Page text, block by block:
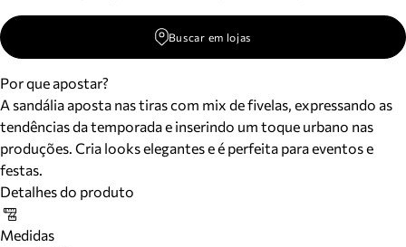
Buscar em lojas
Por que apostar?
A sandália aposta nas tiras com mix de fivelas, expressando as
tendências da temporada e inserindo um toque urbano nas
produções. Cria looks elegantes e é perfeita para eventos e
festas.
Detalhes do produto
Medidas